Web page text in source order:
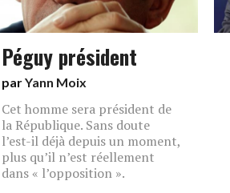
Péguy président
parYann Moix
Cet homme sera président de
la République. Sans doute
l’est-il déjà depuis un moment,
plus qu’il n’est réellement
dans « l’opposition ».